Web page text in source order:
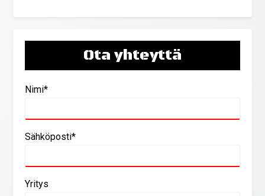
Ota yhteyttä
Nimi*
Sähköposti*
Yritys